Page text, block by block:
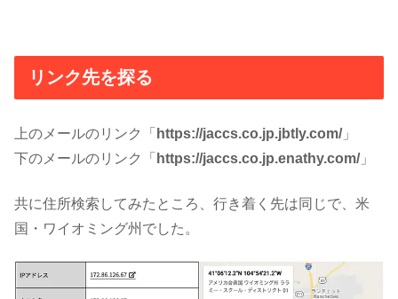
リンク先を探る
上のメールのリンク「 https://jaccs.co.jp.jbtly.com/」
下のメールのリンク「 https://jaccs.co.jp.enathy.com/」
共に住所検索してみたところ、行き着く先は同じで、米
国・ワイオミング州でした。